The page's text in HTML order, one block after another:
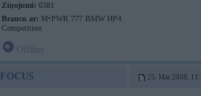
Ziņojumi: 6381
Braucu ar: M•PWR 777 BMW HP4
Competition
FOCUS 25. Mar 2008,